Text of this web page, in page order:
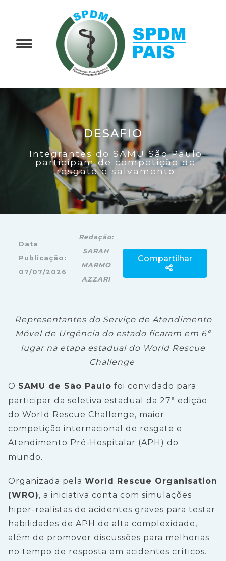
DESAFIO
Integrantes do SAMU São Paulo
participam de competição de
resgate e salvamento
Data
Publicação:
07/07/2026
Redação:
SARAH
MARMO
AZZARI
Compartilhar
Representantes do Serviço de Atendimento
Móvel de Urgência do estado ficaram em 6º
lugar na etapa estadual do World Rescue
Challenge
O SAMU de São Paulo foi convidado para
participar da seletiva estadual da 27ª edição
do World Rescue Challenge, maior
competição internacional de resgate e
Atendimento Pré-Hospitalar (APH) do
mundo.
Organizada pela World Rescue Organisation
(WRO), a iniciativa conta com simulações
hiper-realistas de acidentes graves para testar
habilidades de APH de alta complexidade,
além de promover discussões para melhorias
no tempo de resposta em acidentes críticos.